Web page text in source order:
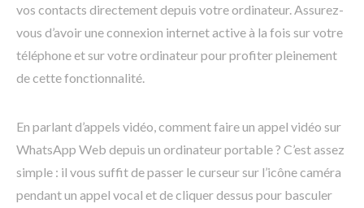
vos contacts directement depuis votre ordinateur. Assurez-
vous d’avoir une connexion internet active à la fois sur votre
téléphone et sur votre ordinateur pour profiter pleinement
de cette fonctionnalité.
En parlant d’appels vidéo, comment faire un appel vidéo sur
WhatsApp Web depuis un ordinateur portable ? C’est assez
simple : il vous suffit de passer le curseur sur l’icône caméra
pendant un appel vocal et de cliquer dessus pour basculer